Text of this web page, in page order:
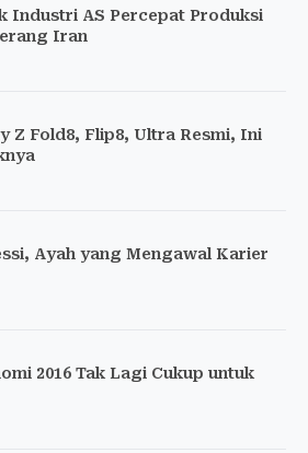
Industri AS Percepat Produksi
Iran
Z Fold8, Flip8, Ultra Resmi, Ini
Ayah yang Mengawal Karier
2016 Tak Lagi Cukup untuk